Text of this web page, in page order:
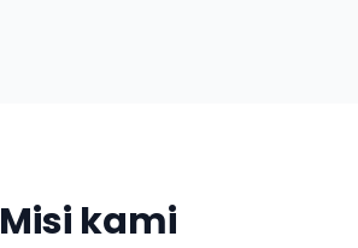
Misi kami